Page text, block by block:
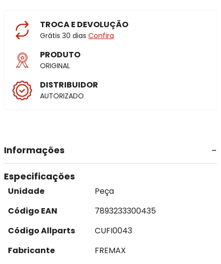
TROCA E DEVOLUÇÃO
Grátis 30 dias Confira
PRODUTO
ORIGINAL
DISTRIBUIDOR
AUTORIZADO
Informações
Especificações
Unidade
Peça
Código EAN
7893233300435
Código Allparts
CUFI0043
Fabricante
FREMAX